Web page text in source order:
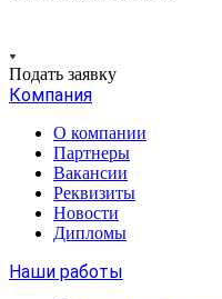
Подать заявку
Компания
О компании
Партнеры
Вакансии
Реквизиты
Новости
Дипломы
Наши работы